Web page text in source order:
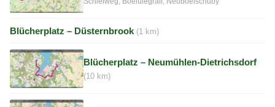
Blücherplatz – Düsternbrook (1 km)
Blücherplatz – Neumühlen-Dietrichsdorf
(10 km)